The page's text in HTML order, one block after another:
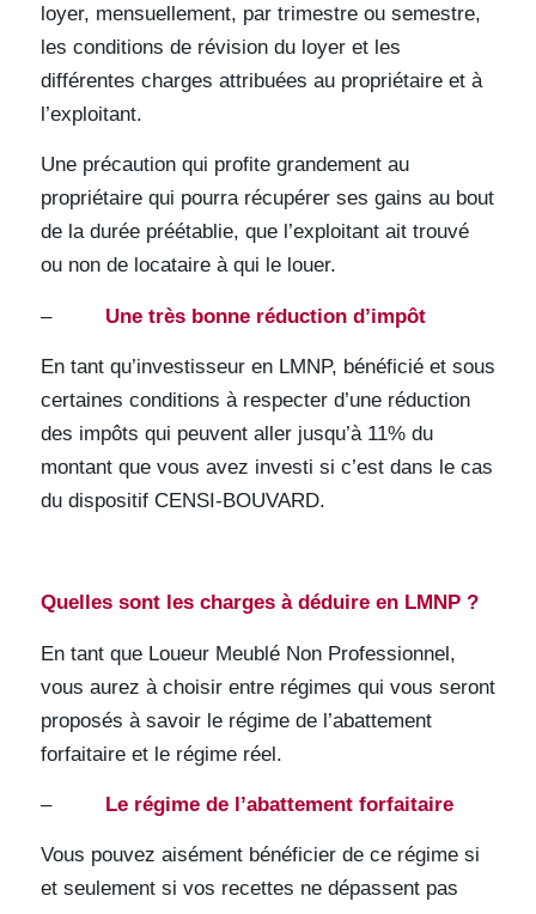
loyer, mensuellement, par trimestre ou semestre,
les conditions de révision du loyer et les
différentes charges attribuées au propriétaire et à
l’exploitant.
Une précaution qui profite grandement au
propriétaire qui pourra récupérer ses gains au bout
de la durée préétablie, que l’exploitant ait trouvé
ou non de locataire à qui le louer.
– Une très bonne réduction d’impôt
En tant qu’investisseur en LMNP, bénéficié et sous
certaines conditions à respecter d’une réduction
des impôts qui peuvent aller jusqu’à 11% du
montant que vous avez investi si c’est dans le cas
du dispositif CENSI-BOUVARD.
Quelles sont les charges à déduire en LMNP ?
En tant que Loueur Meublé Non Professionnel,
vous aurez à choisir entre régimes qui vous seront
proposés à savoir le régime de l’abattement
forfaitaire et le régime réel.
– Le régime de l’abattement forfaitaire
Vous pouvez aisément bénéficier de ce régime si
et seulement si vos recettes ne dépassent pas